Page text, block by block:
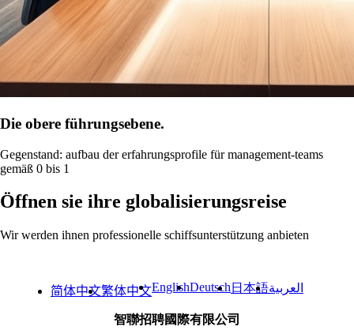
Die obere führungsebene.
Gegenstand: aufbau der erfahrungsprofile für management-teams
gemäß 0 bis 1
Öffnen sie ihre globalisierungsreise
Wir werden ihnen professionelle schiffsunterstützung anbieten
简体中文繁体中文EnglishDeutsch 日本語العربية
智聯招聘國際有限公司